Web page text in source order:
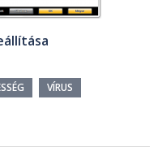
VÍRUS